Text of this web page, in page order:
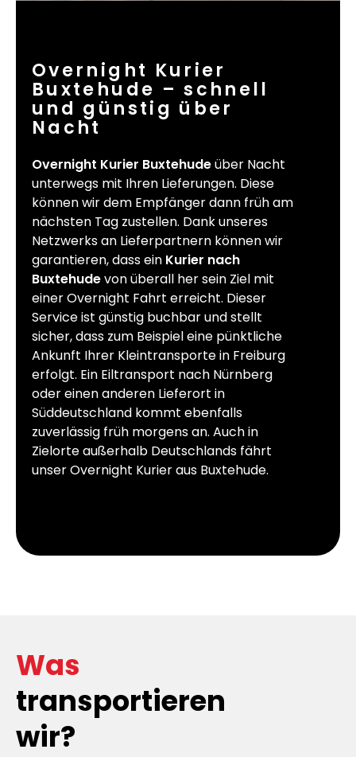
Overnight Kurier
Buxtehude – schnell
und günstig über
Nacht
Overnight Kurier Buxtehudeüber Nacht
unterwegs mit Ihren Lieferungen. Diese
können wir dem Empfänger dann früh am
nächsten Tag zustellen. Dank unseres
Netzwerks an Lieferpartnern können wir
garantieren, dass ein Kurier nach
Buxtehudevon überall her sein Ziel mit
einer Overnight Fahrt erreicht. Dieser
Service ist günstig buchbar und stellt
sicher, dass zum Beispiel eine pünktliche
Ankunft Ihrer Kleintransporte in Freiburg
erfolgt. Ein Eiltransport nach Nürnberg
oder einen anderen Lieferort in
Süddeutschland kommt ebenfalls
zuverlässig früh morgens an. Auch in
Zielorte außerhalb Deutschlands fährt
unser Overnight Kurier aus Buxtehude.
Was
transportieren
wir?